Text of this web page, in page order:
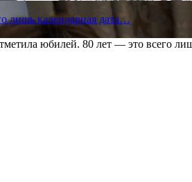
лишь календарная дата…
юбилей. 80 лет — это всего